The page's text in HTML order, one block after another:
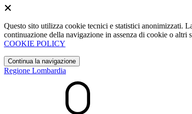
Questo sito utilizza cookie tecnici e statistici anonimizzati.
continuazione della navigazione in assenza di cookie o
COOKIE POLICY
Continua la navigazione
Regione Lombardia